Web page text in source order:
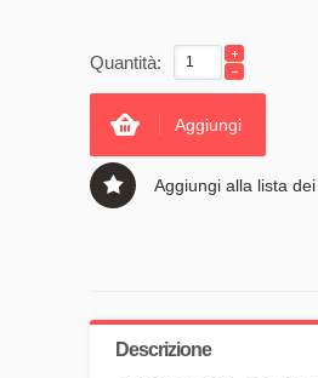
Quantità:
Aggiungi
Aggiungi alla lista
Descrizione